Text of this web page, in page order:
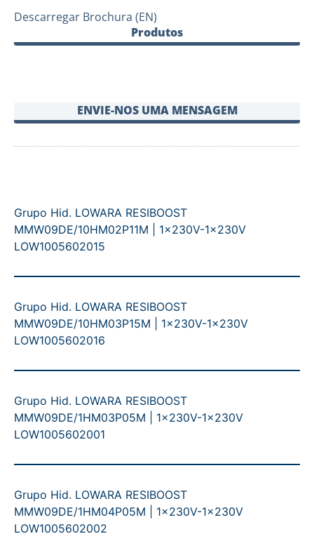
Descarregar Brochura (EN)
Produtos
ENVIE-NOS UMA MENSAGEM
Grupo Hid. LOWARA RESIBOOST
MMW09DE/10HM02P11M | 1x230V-1x230V
LOW1005602015
Grupo Hid. LOWARA RESIBOOST
MMW09DE/10HM03P15M | 1x230V-1x230V
LOW1005602016
Grupo Hid. LOWARA RESIBOOST
MMW09DE/1HM03P05M | 1x230V-1x230V
LOW1005602001
Grupo Hid. LOWARA RESIBOOST
MMW09DE/1HM04P05M | 1x230V-1x230V
LOW1005602002